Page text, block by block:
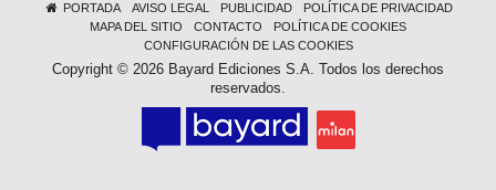
PORTADA AVISO LEGAL PUBLICIDAD
POLÍTICA DE PRIVACIDAD
MAPA DEL SITIO
CONTACTO
POLÍTICA DE COOKIES
CONFIGURACIÓN DE LAS COOKIES
Copyright © 2026 Bayard Ediciones S.A. Todos los derechos
reservados.